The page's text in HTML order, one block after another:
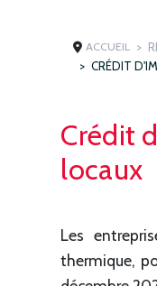
ACCUEIL
Crédit
locaux
Les
thermique,